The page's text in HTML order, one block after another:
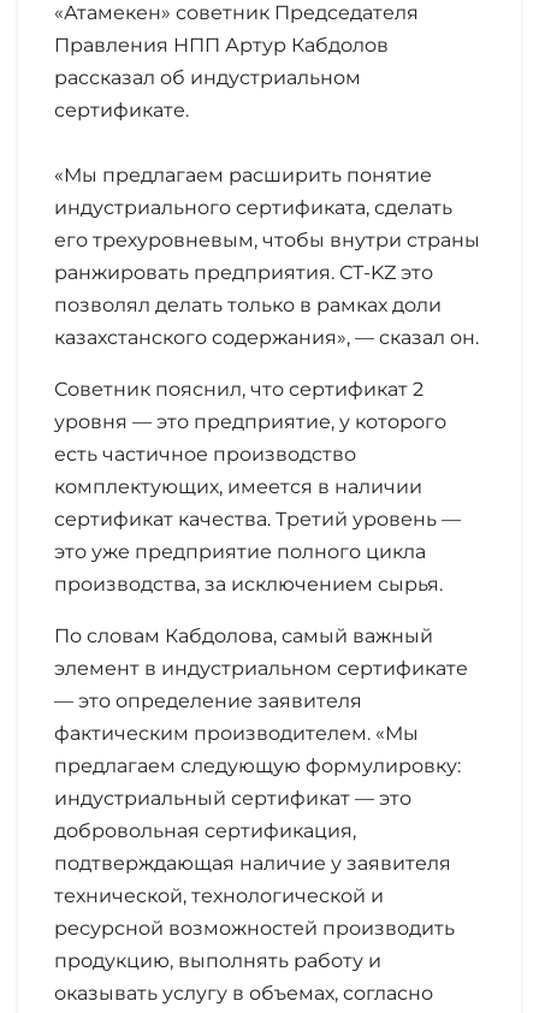
«Атамекен» советник Председателя
Правления НПП Артур Кабдолов
рассказал об индустриальном
сертификате.
«Мы предлагаем расширить понятие
индустриального сертификата, сделать
его трехуровневым, чтобы внутри страны
ранжировать предприятия. СТ-KZ это
позволял делать только в рамках доли
казахстанского содержания», — сказал он.
Советник пояснил, что сертификат 2
уровня — это предприятие, у которого
есть частичное производство
комплектующих, имеется в наличии
сертификат качества. Третий уровень —
это уже предприятие полного цикла
производства, за исключением сырья.
По словам Кабдолова, самый важный
элемент в индустриальном сертификате
— это определение заявителя
фактическим производителем. «Мы
предлагаем следующую формулировку:
индустриальный сертификат — это
добровольная сертификация,
подтверждающая наличие у заявителя
технической, технологической и
ресурсной возможностей производить
продукцию, выполнять работу и
оказывать услугу в объемах, согласно